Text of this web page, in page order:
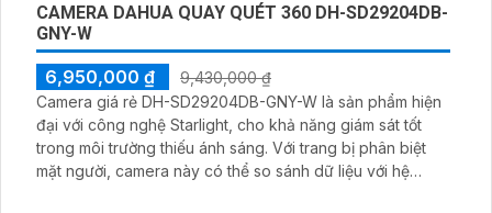
CAMERA DAHUA QUAY QUÉT 360 DH-SD29204DB-
GNY-W
6,950,000 ₫
9,430,000 ₫
Camera giá rẻ DH-SD29204DB-GNY-W là sản phẩm hiện
đại với công nghệ Starlight, cho khả năng giám sát tốt
trong môi trường thiếu ánh sáng. Với trang bị phân biệt
mặt người, camera này có thể so sánh dữ liệu với hệ